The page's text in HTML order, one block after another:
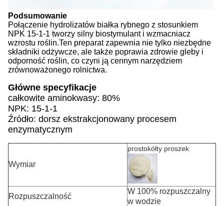
Podsumowanie
Połączenie hydrolizatów białka rybnego z stosunkiem
NPK 15-1-1 tworzy silny biostymulant i wzmacniacz
wzrostu roślin.Ten preparat zapewnia nie tylko niezbędne
składniki odżywcze, ale także poprawia zdrowie gleby i
odporność roślin, co czyni ją cennym narzędziem
zrównoważonego rolnictwa.
Główne specyfikacje
całkowite aminokwasy: 80%
NPK: 15-1-1
Źródło: dorsz ekstrakcjonowany procesem
enzymatycznym
Wymiar
prostokółty proszek
Rozpuszczalność
W 100% rozpuszczalny
w wodzie